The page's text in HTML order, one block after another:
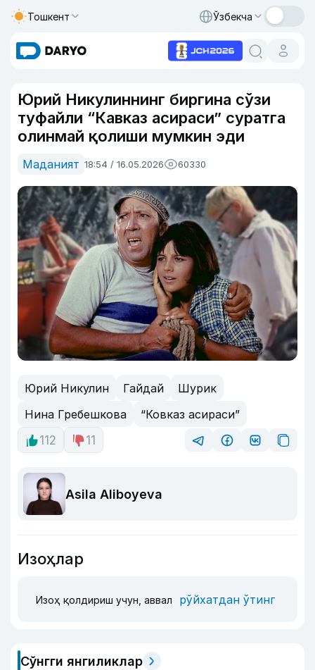
Тошкент Ўзбекча
Юрий Никулиннинг биргина сўзи
туфайли “Кавказ асираси” суратга
олинмай қолиши мумкин эди
Маданият 18:54 / 16.05.2026 60330
Юрий Никулин Гайдай
Шурик
Нина Гребешкова
“Ковказ асираси”
112
11
Asila Aliboyeva
Изоҳлар
Изоҳ қолдириш учун, аввал рўйхатдан ўтинг
Сўнгги янгиликлар